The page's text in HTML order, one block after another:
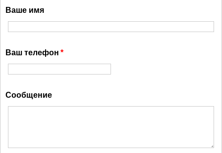
Ваше имя
Ваш телефон
Сообщение